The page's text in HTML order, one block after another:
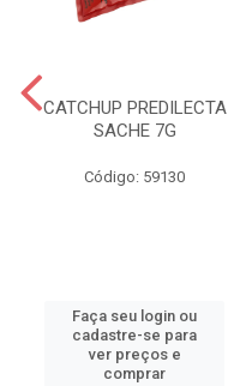
CATCHUP PREDILECTA
SACHE 7G
Código: 59130
Faça seu login ou
cadastre-se para
ver preços e
comprar